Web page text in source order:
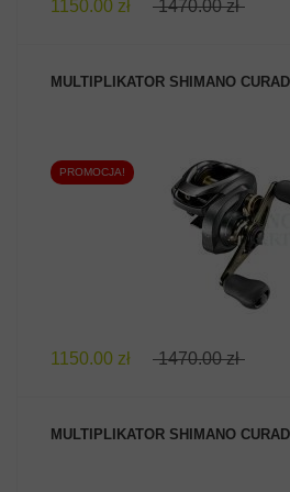
1150.00 zł 1470.00 zł
MULTIPLIKATOR SHIMANO
ZOBACZ
PROMOCJA!
1150.00 zł 1470.00 zł
MULTIPLIKATOR SHIMANO